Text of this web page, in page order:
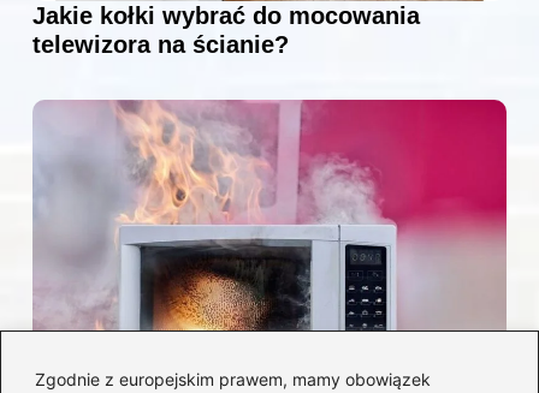
Zgodnie z europejskim prawem, mamy obowiązek
Jakie kołki wybrać do mocowania
telewizora na ścianie?